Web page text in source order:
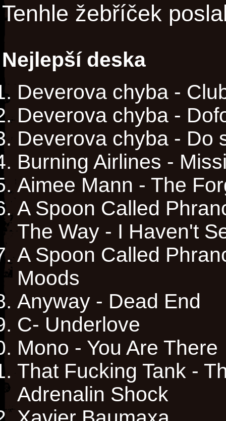
Tenhle žebříček
Nejlepší deska
Deverova chyba -
Deverova chyba -
Deverova chyba - Do
Burning Airlines -
Aimee Mann - The
A Spoon Called
The Way - I Haven't
A Spoon Called
Moods
Anyway - Dead End
C- Underlove
Mono - You Are There
That Fucking Tank -
Adrenalin Shock